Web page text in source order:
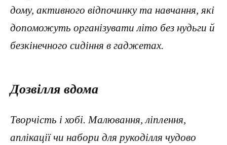
дому, активного відпочинку та навчання, які
допоможуть організувати літо без нудьги й
безкінечного сидіння в гаджетах.
Дозвілля вдома
Творчість і хобі. Малювання, ліплення,
аплікації чи набори для рукоділля чудово